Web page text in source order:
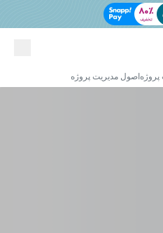
پروژه اصول مدیریت پروژه